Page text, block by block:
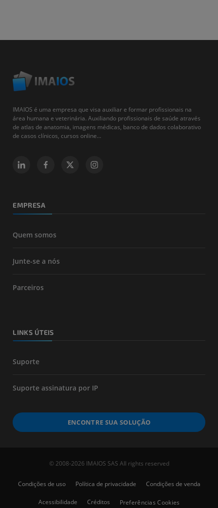
IMAIOS é uma empresa que visa auxiliar e formar profissionais na
área humana e veterinária. Auxiliando profissionais de saúde através
de atlas de anatomia, imagens médicas, banco de dados colaborativo
de casos clínicos, cursos online...
EMPRESA
Quem somos
Junte-se a nós
Parceiros
LINKS ÚTEIS
Suporte
Suporte assinatura por IP
ENCONTRE SUA SOLUÇÃO
© 2008-2026 IMAIOS SAS All rights reserved
Condições de uso Política de privacidade Condições de venda
Acessibilidade Créditos Preferências Cookies